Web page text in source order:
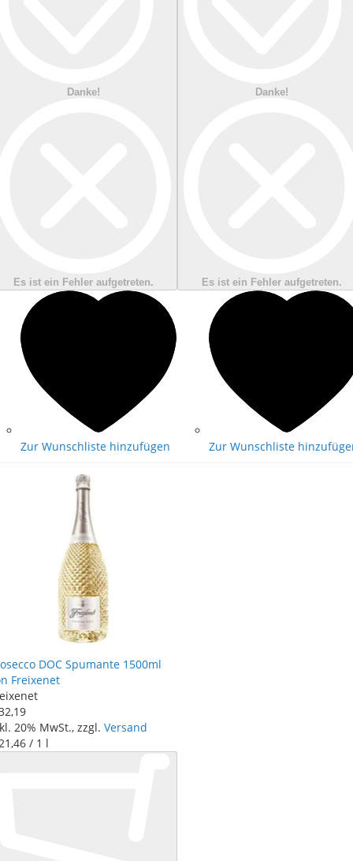
Danke!
Es ist ein Fehler aufgetreten.
Zur Wunschliste hinzufügen
Danke!
Es ist ein Fehler aufgetreten.
Zur Wunschliste
DOC Spumante 1500ml
Freixenet
,19
20% MwSt., zzgl. Versand
,46 / 1 l